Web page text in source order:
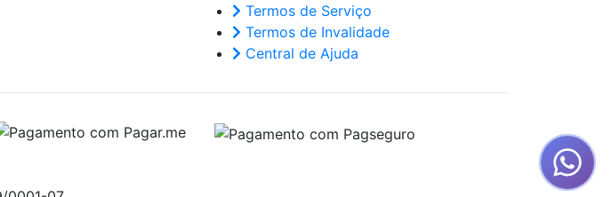
Termos de Serviço
Termos de Invalidade
Central de Ajuda